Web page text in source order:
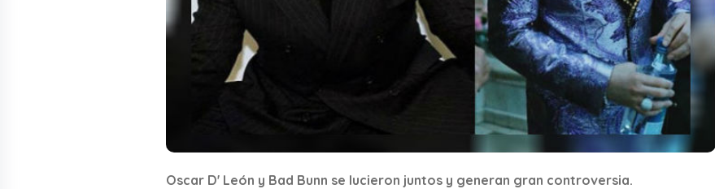
Oscar D' León y Bad Bunn se lucieron juntos y generan gran controversia.